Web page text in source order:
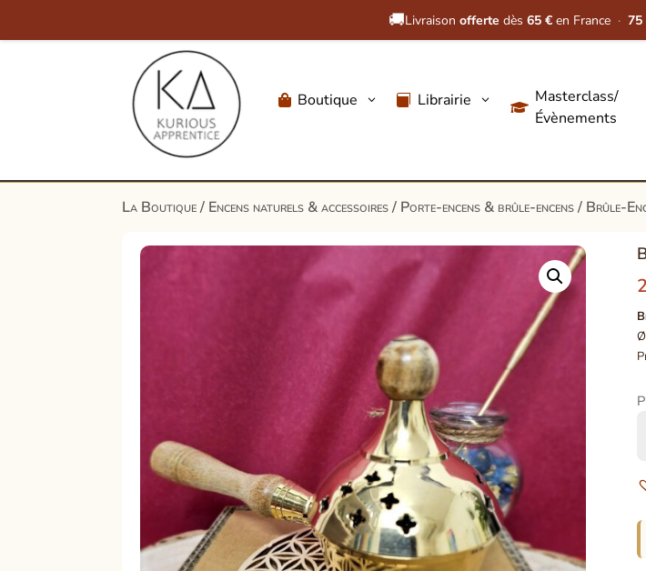
🚚Livraison offerte dès 65 € en France · 75
 Boutique 3  Librairie 3

Masterclass/
Évènements
La Boutique/ Encens naturels & accessoires/ Porte-encens & brûle-encens/ Brûle-